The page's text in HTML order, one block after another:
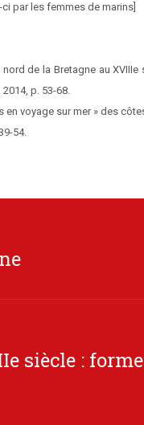
par les femmes de marins]
de la Bretagne au XVIIIe
2014, p. 53-68.
voyage sur mer » des
54.
siècle :